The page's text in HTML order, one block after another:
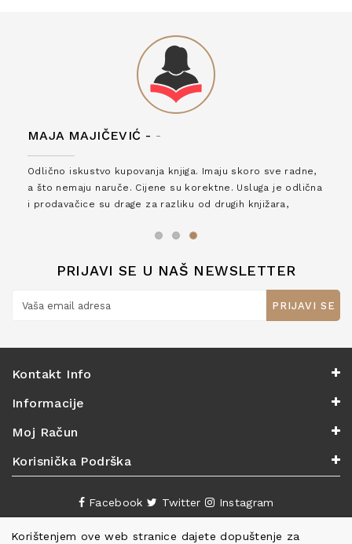
Korištenjem ove web stranice dajete dopuštenje za
MAJA MAJIČEVIĆ - -
Odlično iskustvo kupovanja knjiga. Imaju skoro sve radne,
a što nemaju naruče. Cijene su korektne. Usluga je odlična
i prodavačice su drage za razliku od drugih knjižara,
PRIJAVI SE U NAŠ NEWSLETTER
PRIJAVI SE
Kontakt Info
Informacije
Moj Račun
Korisnička Podrška
Facebook Twitter Instagram